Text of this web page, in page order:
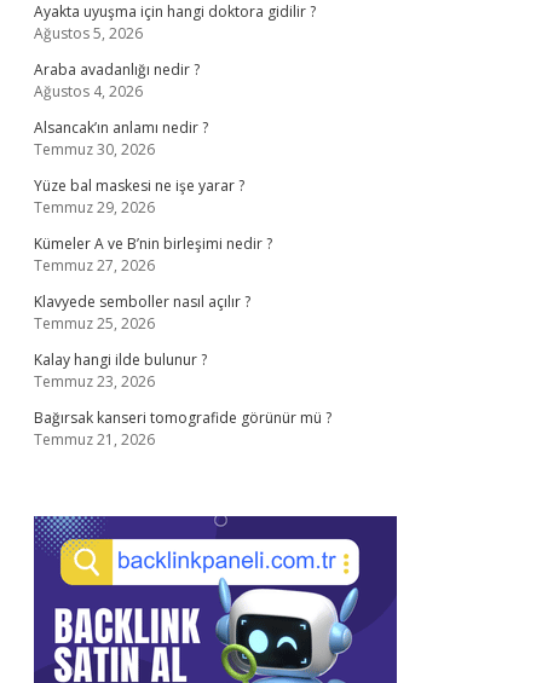
Ayakta uyuşma için hangi doktora gidilir ?
Ağustos 5, 2026
Araba avadanlığı nedir ?
Ağustos 4, 2026
Alsancak’ın anlamı nedir ?
Temmuz 30, 2026
Yüze bal maskesi ne işe yarar ?
Temmuz 29, 2026
Kümeler A ve B’nin birleşimi nedir ?
Temmuz 27, 2026
Klavyede semboller nasıl açılır ?
Temmuz 25, 2026
Kalay hangi ilde bulunur ?
Temmuz 23, 2026
Bağırsak kanseri tomografide görünür mü ?
Temmuz 21, 2026